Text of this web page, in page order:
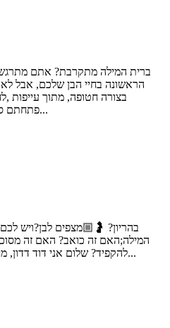
деньги до зарплаты,
з будь-платоспроможністю.
на банківську карткупозику
Відмова тут передбачена
ברית המילה מתקרבת? אתם
הראשונה בחיי הבן שלכם, אבל
בצורה חטופה, מתוך עייפות
פתחתם ספר? ומה עם דבר תורה משמעותי...
בהריון? 🤰🏼מצפים לבן?ויש
המילה;האם זה כואב? האם זה
להקפיד? שלום אני דוד דדון, מוהל מוסמך, ומוהל במשרד הבטחון...